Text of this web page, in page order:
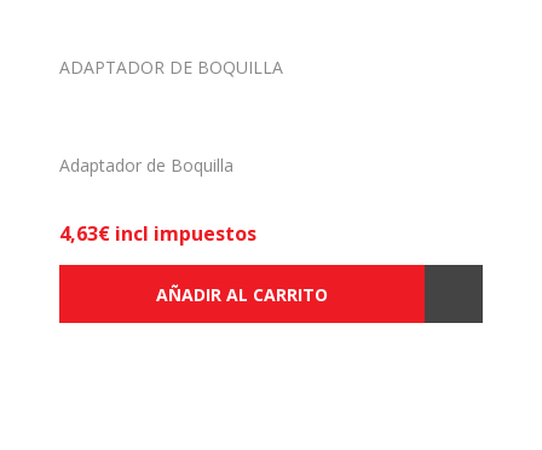
ADAPTADOR DE BOQUILLA
Adaptador de Boquilla
4,63€ incl impuestos
AÑADIR AL CARRITO